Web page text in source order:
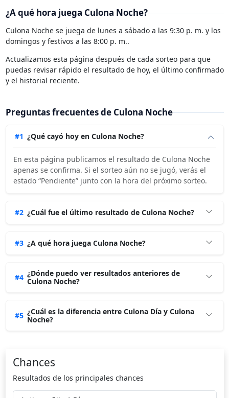
2 4 2
miércoles 29/07/2026 1 7 6 5
lunes 27/07/2026 0 2 7 6
sábado 25/07/2026 2 4 0 7
viernes 24/07/2026 2 4 7
jueves 23/07/2026 9 5 8 0
miércoles 22/07/2026 4 0 4 4
martes 21/07/2026 5 7 0 7
sábado 18/07/2026 1 3 6 3
jueves 16/07/2026
martes 14/07/2026
9 7 5 0
¿A qué hora juega Culona Noche?
Culona Noche se juega de lunes a sábado a las 9:30 p. m. y los
domingos y festivos a las 8:00 p. m..
Actualizamos esta página después de cada sorteo para que
puedas revisar rápido el resultado de hoy, el último confirmado
y el historial reciente.
Preguntas frecuentes de Culona Noche
#1 ¿Qué cayó hoy en Culona Noche?
En esta página publicamos el resultado de Culona Noche
apenas se confirma. Si el sorteo aún no se jugó, verás el
estado “Pendiente” junto con la hora del próximo sorteo.
#2 ¿Cuál fue el último resultado de Culona Noche?
#3 ¿A qué hora juega Culona Noche?
#4 ¿Dónde puedo ver resultados anteriores de
Culona Noche?
#5 ¿Cuál es la diferencia entre Culona Día y Culona
Noche?
Chances
Resultados de los principales chances